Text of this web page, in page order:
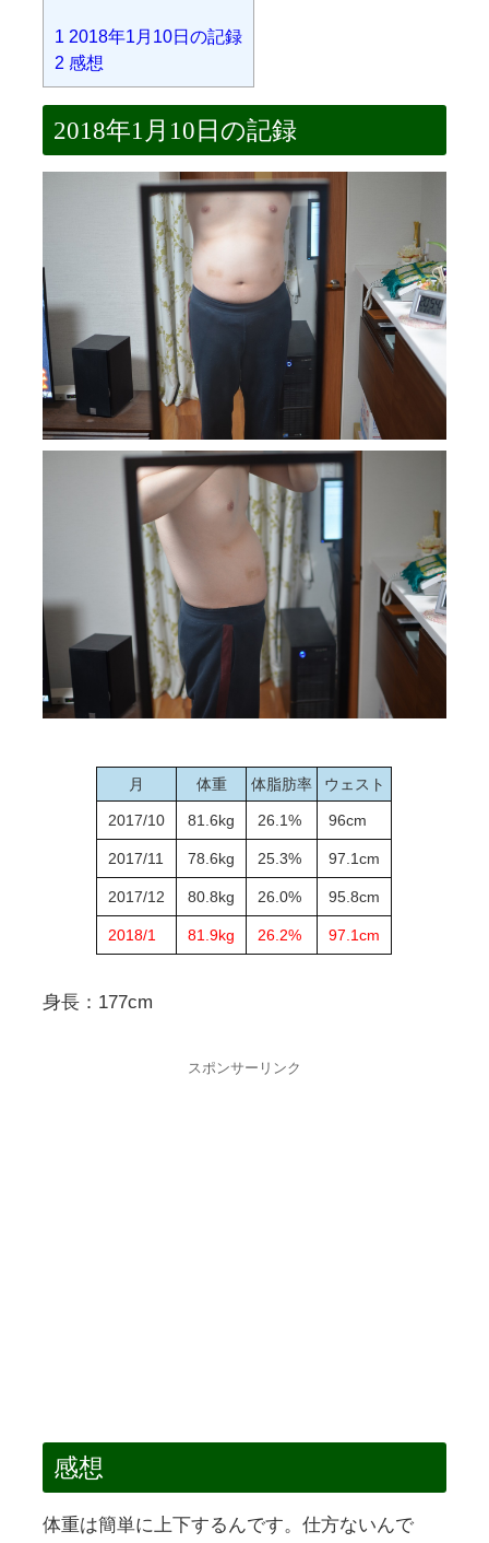
1 2018年1月10日の記録
2 感想
2018年1月10日の記録
月 体重 体脂肪率 ウェスト
2017/10 81.6kg 26.1% 96cm
2017/11 78.6kg 25.3% 97.1cm
2017/12 80.8kg 26.0% 95.8cm
2018/1 81.9kg 26.2% 97.1cm
身長：177cm
スポンサーリンク
感想
体重は簡単に上下するんです。仕方ないんで